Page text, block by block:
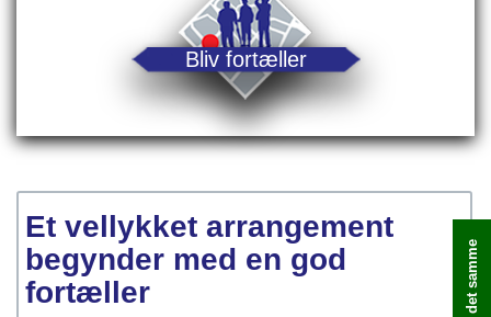
Bliv fortæller
Et vellykket arrangement
begynder med en god
fortæller